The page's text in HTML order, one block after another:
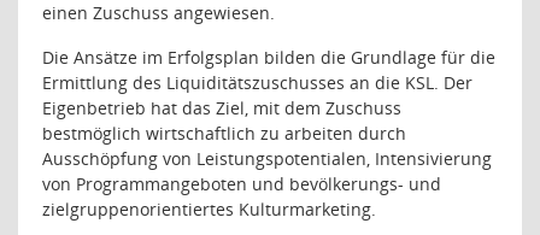
einen Zuschuss angewiesen.
Die Ansätze im Erfolgsplan bilden die Grundlage für die
Ermittlung des Liquiditätszuschusses an die KSL. Der
Eigenbetrieb hat das Ziel, mit dem Zuschuss
bestmöglich wirtschaftlich zu arbeiten durch
Ausschöpfung von Leistungspotentialen, Intensivierung
von Programmangeboten und bevölkerungs- und
zielgruppenorientiertes Kulturmarketing.